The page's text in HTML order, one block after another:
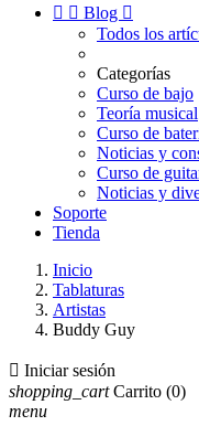
  Blog 
Todos los
Categorías
Curso de bajo
Teoría musical
Curso de
Noticias y
Curso de
Noticias y
Soporte
Tienda
Inicio
Tablaturas
Artistas
Buddy Guy
 Iniciar sesión
shopping_cart Carrito (0)
menu